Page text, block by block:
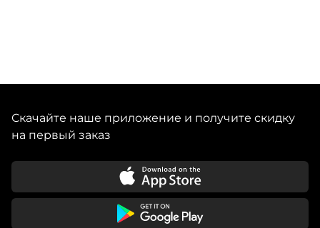
Скачайте наше приложение и получите скидку
на первый заказ